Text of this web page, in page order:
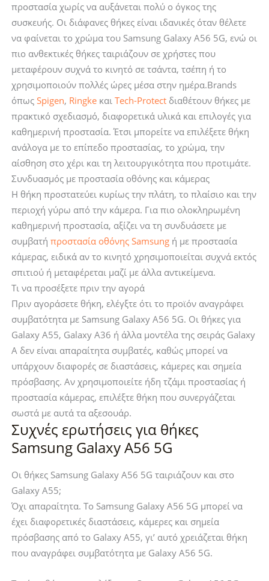
προστασία χωρίς να αυξάνεται πολύ ο όγκος της
συσκευής. Οι διάφανες θήκες είναι ιδανικές όταν θέλετε
να φαίνεται το χρώμα του Samsung Galaxy A56 5G, ενώ οι
πιο ανθεκτικές θήκες ταιριάζουν σε χρήστες που
μεταφέρουν συχνά το κινητό σε τσάντα, τσέπη ή το
χρησιμοποιούν πολλές ώρες μέσα στην ημέρα.Brands
όπως Spigen, Ringkeκαι Tech-Protectδιαθέτουν θήκες με
πρακτικό σχεδιασμό, διαφορετικά υλικά και επιλογές για
καθημερινή προστασία. Έτσι μπορείτε να επιλέξετε θήκη
ανάλογα με το επίπεδο προστασίας, το χρώμα, την
αίσθηση στο χέρι και τη λειτουργικότητα που προτιμάτε.
Συνδυασμός με προστασία οθόνης και κάμερας
Η θήκη προστατεύει κυρίως την πλάτη, το πλαίσιο και την
περιοχή γύρω από την κάμερα. Για πιο ολοκληρωμένη
καθημερινή προστασία, αξίζει να τη συνδυάσετε με
συμβατή προστασία οθόνης Samsungή με προστασία
κάμερας, ειδικά αν το κινητό χρησιμοποιείται συχνά εκτός
σπιτιού ή μεταφέρεται μαζί με άλλα αντικείμενα.
Τι να προσέξετε πριν την αγορά
Πριν αγοράσετε θήκη, ελέγξτε ότι το προϊόν αναγράφει
συμβατότητα με Samsung Galaxy A56 5G. Οι θήκες για
Galaxy A55, Galaxy A36 ή άλλα μοντέλα της σειράς Galaxy
A δεν είναι απαραίτητα συμβατές, καθώς μπορεί να
υπάρχουν διαφορές σε διαστάσεις, κάμερες και σημεία
πρόσβασης. Αν χρησιμοποιείτε ήδη τζάμι προστασίας ή
προστασία κάμερας, επιλέξτε θήκη που συνεργάζεται
σωστά με αυτά τα αξεσουάρ.
Συχνές ερωτήσεις για θήκες
Samsung Galaxy A56 5G
Οι θήκες Samsung Galaxy A56 5G ταιριάζουν και στο
Galaxy A55;
Όχι απαραίτητα. Το Samsung Galaxy A56 5G μπορεί να
έχει διαφορετικές διαστάσεις, κάμερες και σημεία
πρόσβασης από το Galaxy A55, γι’ αυτό χρειάζεται θήκη
που αναγράφει συμβατότητα με Galaxy A56 5G.